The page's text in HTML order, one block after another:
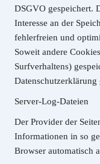
DSGVO gespeichert.
Interesse an der
fehlerfreien und
Soweit andere
Surfverhaltens)
Datenschutzerklärung
Server-Log-Dateien
Der Provider der
Informationen in so
Browser automatisch